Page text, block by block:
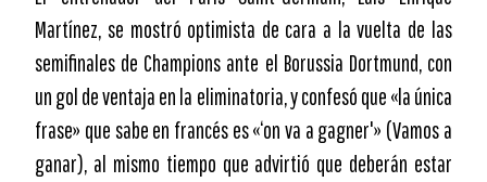
Martínez, se mostró optimista de cara a la vuelta de las
semifinales de Champions ante el Borussia Dortmund, con
un gol de ventaja en la eliminatoria, y confesó que «la única
frase» que sabe en francés es «‘on va a gagner'» (Vamos a
ganar), al mismo tiempo que advirtió que deberán estar